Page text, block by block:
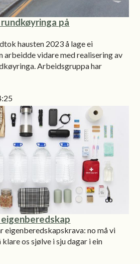
på
hausten 2023 å lage ei
arbeidde vidare med realisering av
Arbeidsgruppa har
eigenberedskapskrava: no må vi
os sjølve i sju dagar i ein